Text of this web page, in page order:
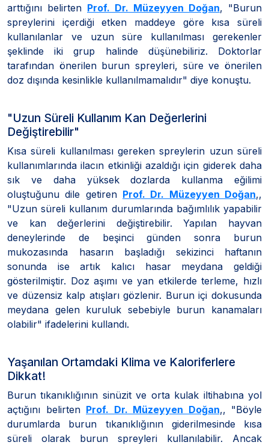
arttığını belirten Prof. Dr. Müzeyyen Doğan, "Burun
spreylerini içerdiği etken maddeye göre kısa süreli
kullanılanlar ve uzun süre kullanılması gerekenler
şeklinde iki grup halinde düşünebiliriz. Doktorlar
tarafından önerilen burun spreyleri, süre ve önerilen
doz dışında kesinlikle kullanılmamalıdır" diye konuştu.
"Uzun Süreli Kullanım Kan Değerlerini
Değiştirebilir"
Kısa süreli kullanılması gereken spreylerin uzun süreli
kullanımlarında ilacın etkinliği azaldığı için giderek daha
sık ve daha yüksek dozlarda kullanma eğilimi
oluştuğunu dile getiren Prof. Dr. Müzeyyen Doğan,,
"Uzun süreli kullanım durumlarında bağımlılık yapabilir
ve kan değerlerini değiştirebilir. Yapılan hayvan
deneylerinde de beşinci günden sonra burun
mukozasında hasarın başladığı sekizinci haftanın
sonunda ise artık kalıcı hasar meydana geldiği
gösterilmiştir. Doz aşımı ve yan etkilerde terleme, hızlı
ve düzensiz kalp atışları gözlenir. Burun içi dokusunda
meydana gelen kuruluk sebebiyle burun kanamaları
olabilir" ifadelerini kullandı.
Yaşanılan Ortamdaki Klima ve Kaloriferlere
Dikkat!
Burun tıkanıklığının sinüzit ve orta kulak iltihabına yol
açtığını belirten Prof. Dr. Müzeyyen Doğan,, "Böyle
durumlarda burun tıkanıklığının giderilmesinde kısa
süreli olarak burun spreyleri kullanılabilir. Ancak